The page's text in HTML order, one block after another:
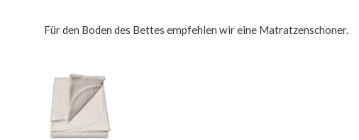
Für den Boden des Bettes empfehlen wir eine Matratzenschoner.